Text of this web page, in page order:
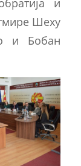
Шеху
и Бобан